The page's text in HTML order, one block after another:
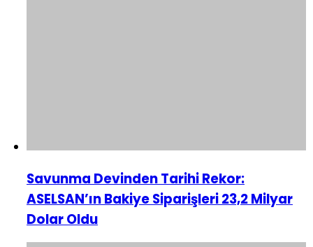
Savunma Devinden Tarihi Rekor:
ASELSAN’ın Bakiye Siparişleri 23,2 Milyar
Dolar Oldu